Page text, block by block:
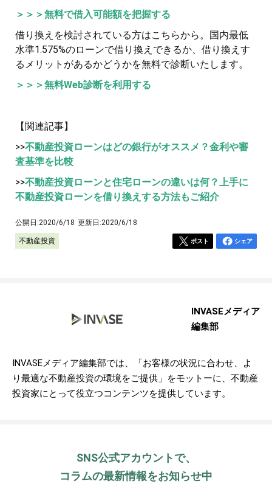
＞＞＞無料で借入可能額を把握する
借り換えを検討されている方はこちらから。国内最低
水準1.575%のローンで借り換えできるか、借り換えす
るメリットがあるかどうかを無料で診断いたします。
＞＞＞無料Web診断を利用する
【関連記事】
>>不動産投資ローンはどの銀行がオススメ？金利や審
査基準を比較
>>不動産投資ローンと住宅ローンの違いは何？上手に
不動産投資ローンを借り換えする方法もご紹介
公開日:2020/6/18 更新日:2020/6/18
不動産投資 ポスト シェア
INVASEメディア
編集部
INVASEメディア編集部では、「お客様の状況に合わせ、よ
り最適な不動産投資の環境をご提供」をモットーに、不動産
投資家にとって役立つコンテンツを提供しています。
SNS公式アカウントで、
コラムの最新情報をお知らせ中